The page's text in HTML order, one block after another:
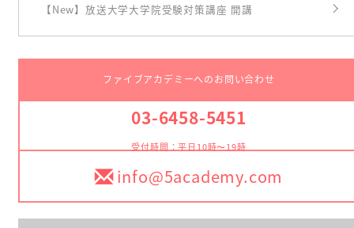
【New】放送大学大学院受験対策講座 開講
ファイブアカデミーへのお問い合わせ
03-6458-5451
受付時間：平日10時〜19時
info@5academy.com